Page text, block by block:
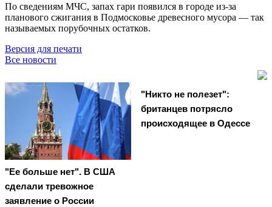
По сведениям МЧС, запах гари появился в городе из-за
планового сжигания в Подмосковье древесного мусора — так
называемых порубочных остатков.
Версия для печати
Все новости
"Ее больше нет". В США
сделали тревожное
заявление о России
"Никто не полезет":
британцев потрясло
происходящее в Одессе